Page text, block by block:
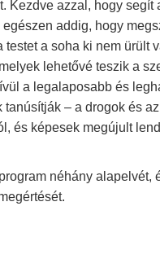
Kezdve azzal, hogy segít
addig, hogy
a soha ki nem ürült
lehetővé teszik a
a legalaposabb és
– a drogok és
és képesek megújult
néhány alapelvét,